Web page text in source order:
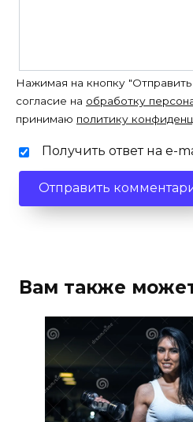
Нажимая на кнопку
согласие на обработку
принимаю политику
Получить ответ на e-
Вам также